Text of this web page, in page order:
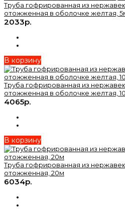
Труба гофрированная из
отожженная в оболочке желтая,
2033р.
В корзину
Труба гофрированная из
отожженная в оболочке желтая,
4065р.
В корзину
Труба гофрированная из
отожженная, 20м
6034р.